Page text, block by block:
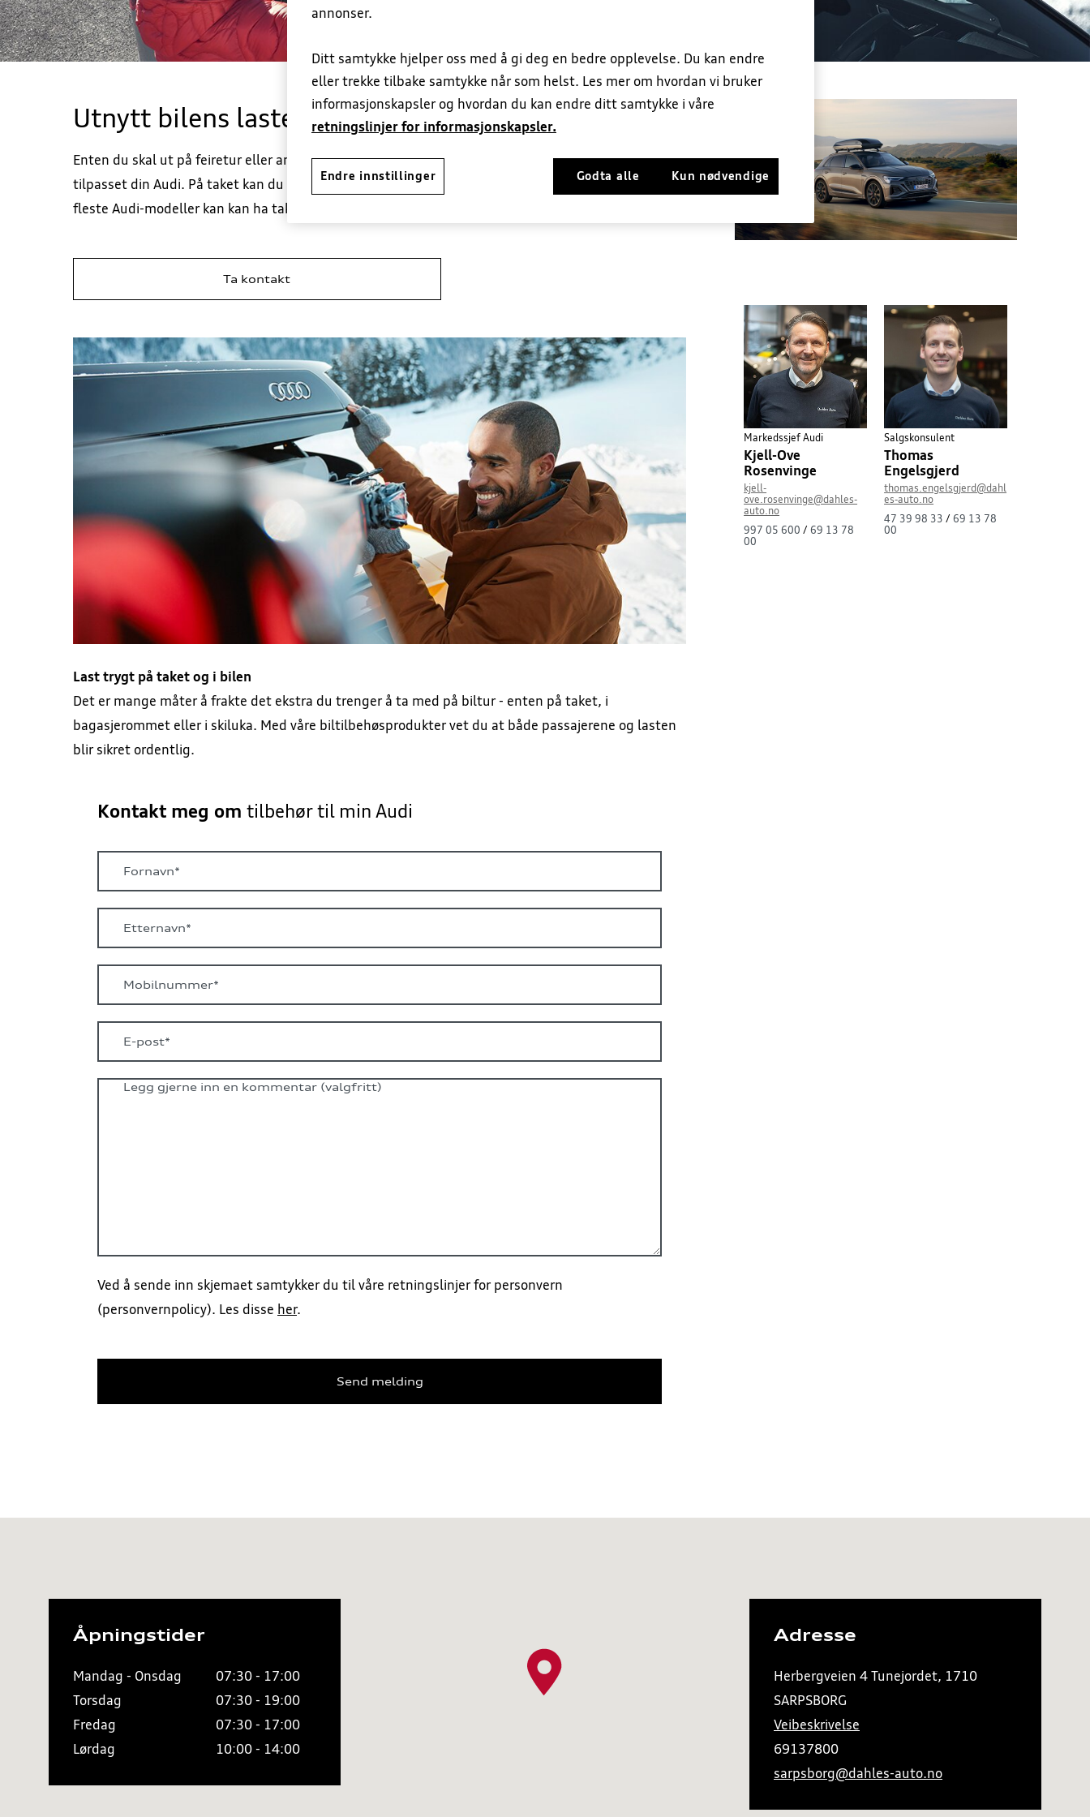
Utnytt bilens lastekapasitet
Enten du skal ut på feiretur eller andre eventyr kan det være fint å ha lasteprodukter spesielt
tilpasset din Audi. På taket kan du frakte utstyr enten på lasteholder, i holdere eller takboks. De
fleste Audi-modeller kan kan ha taklast på inntil 75 kg totalt. Hør gjerne med oss hva din Audi tåler.
Ta kontakt
Last trygt på taket og i bilen
Det er mange måter å frakte det ekstra du trenger å ta med på biltur - enten på taket, i
bagasjerommet eller i skiluka. Med våre biltilbehøsprodukter vet du at både passajerene og lasten
blir sikret ordentlig.
Kontakt meg om tilbehør til min Audi
Ved å sende inn skjemaet samtykker du til våre retningslinjer for personvern
(personvernpolicy). Les disse her.
Send melding
Markedssjef Audi
Kjell-Ove
Rosenvinge
kjell-
ove.rosenvinge@dahles-
auto.no
997 05 600 /69 13 78
00
Salgskonsulent
Thomas
Engelsgjerd
thomas.engelsgjerd@dahl
es-auto.no
47 39 98 33 /69 13 78
00
Åpningstider
Mandag - Onsdag
07:30 - 17:00
Torsdag
07:30 - 19:00
Fredag
07:30 - 17:00
Lørdag
10:00 - 14:00
Adresse
Herbergveien 4 Tunejordet, 1710
SARPSBORG
Veibeskrivelse
69137800
sarpsborg@dahles-auto.no
annonser.
Ditt samtykke hjelper oss med å gi deg en bedre opplevelse. Du kan endre
eller trekke tilbake samtykke når som helst. Les mer om hvordan vi bruker
informasjonskapsler og hvordan du kan endre ditt samtykke i våre
retningslinjer for informasjonskapsler.
Endre innstillinger Kun nødvendige
Godta alle